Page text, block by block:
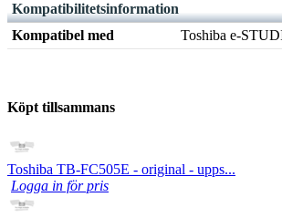
Kompatibilitetsinformation
Kompatibel med
Toshiba e-
Köpt tillsammans
Toshiba TB-FC505E - original - upps...
Logga in för pris